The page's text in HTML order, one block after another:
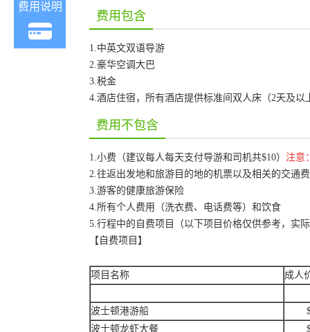
费用说明
费用包含
1.中英文双语导游
2.豪华空调大巴
3.税金
4.酒店住宿，所有酒店提供标准间双人床（2天及以
费用不包含
1.小费（建议每人每天支付导游和司机共$10） 注意
2.往返出发地和旅游目的地的机票以及相关的交通
3.游客的健康旅游保险
4.所有个人费用（洗衣费、电话费等）和饮食
5.行程中的自费项目（以下项目价格仅供参考，实
【自费项目】
项目名称 成人
波士顿港游船
波士顿龙虾大餐